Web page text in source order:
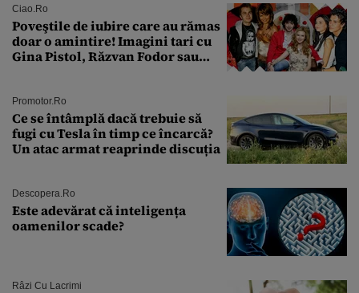
îmi salvez viața”
Ciao.ro
Poveştile de iubire care au rămas
doar o amintire! Imagini tari cu
Gina Pistol, Răzvan Fodor sau
Promotor.ro
Ce se întâmplă dacă trebuie să
fugi cu Tesla în timp ce încarcă?
Un atac armat reaprinde discuția
Descopera.ro
Este adevărat că inteligența
oamenilor scade?
Râzi Cu Lacrimi